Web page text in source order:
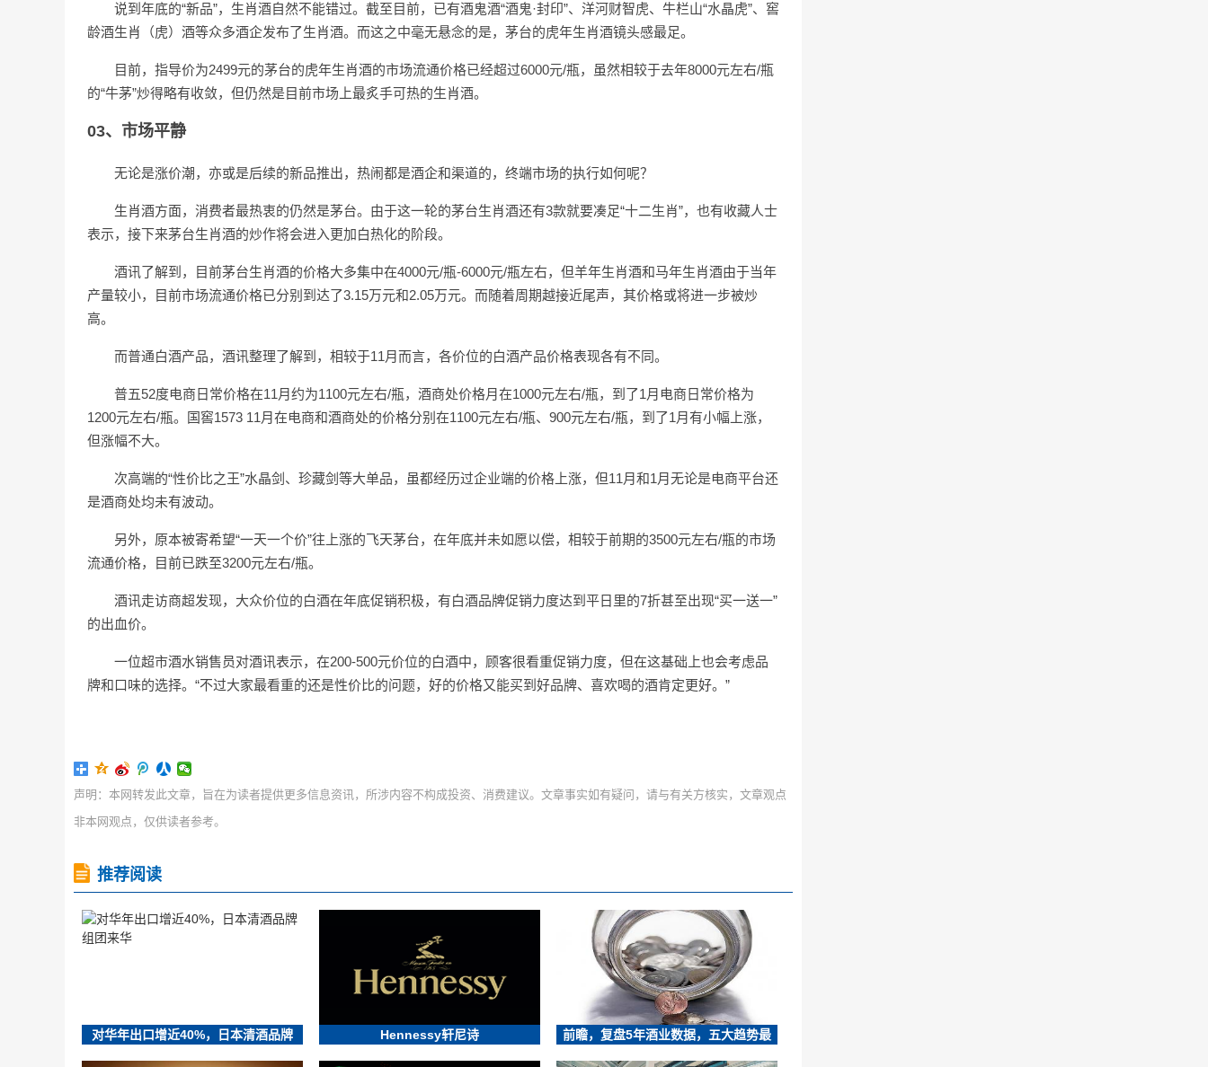
说到年底的“新品”，生肖酒自然不能错过。截至目前，已有酒鬼酒“酒鬼·封印”、洋河财智虎、牛栏山“水晶虎”、窖
龄酒生肖（虎）酒等众多酒企发布了生肖酒。而这之中毫无悬念的是，茅台的虎年生肖酒镜头感最足。
目前，指导价为2499元的茅台的虎年生肖酒的市场流通价格已经超过6000元/瓶，虽然相较于去年8000元左右/瓶
的“牛茅”炒得略有收敛，但仍然是目前市场上最炙手可热的生肖酒。
03、市场平静
无论是涨价潮，亦或是后续的新品推出，热闹都是酒企和渠道的，终端市场的执行如何呢？
生肖酒方面，消费者最热衷的仍然是茅台。由于这一轮的茅台生肖酒还有3款就要凑足“十二生肖”，也有收藏人士
表示，接下来茅台生肖酒的炒作将会进入更加白热化的阶段。
酒讯了解到，目前茅台生肖酒的价格大多集中在4000元/瓶-6000元/瓶左右，但羊年生肖酒和马年生肖酒由于当年
产量较小，目前市场流通价格已分别到达了3.15万元和2.05万元。而随着周期越接近尾声，其价格或将进一步被炒
高。
而普通白酒产品，酒讯整理了解到，相较于11月而言，各价位的白酒产品价格表现各有不同。
普五52度电商日常价格在11月约为1100元左右/瓶，酒商处价格月在1000元左右/瓶，到了1月电商日常价格为
1200元左右/瓶。国窖1573 11月在电商和酒商处的价格分别在1100元左右/瓶、900元左右/瓶，到了1月有小幅上涨，
但涨幅不大。
次高端的“性价比之王”水晶剑、珍藏剑等大单品，虽都经历过企业端的价格上涨，但11月和1月无论是电商平台还
是酒商处均未有波动。
另外，原本被寄希望“一天一个价”往上涨的飞天茅台，在年底并未如愿以偿，相较于前期的3500元左右/瓶的市场
流通价格，目前已跌至3200元左右/瓶。
酒讯走访商超发现，大众价位的白酒在年底促销积极，有白酒品牌促销力度达到平日里的7折甚至出现“买一送一”
的出血价。
一位超市酒水销售员对酒讯表示，在200-500元价位的白酒中，顾客很看重促销力度，但在这基础上也会考虑品
牌和口味的选择。“不过大家最看重的还是性价比的问题，好的价格又能买到好品牌、喜欢喝的酒肯定更好。”
声明：本网转发此文章，旨在为读者提供更多信息资讯，所涉内容不构成投资、消费建议。文章事实如有疑问，请与有关方核实，文章观点
非本网观点，仅供读者参考。
推荐阅读
对华年出口增近40%，日本清酒品牌 Hennessy轩尼诗 前瞻，复盘5年酒业数据，五大趋势最